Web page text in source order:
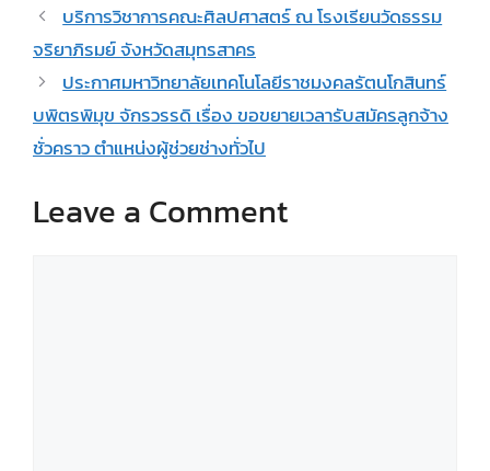
บริการวิชาการคณะศิลปศาสตร์ ณ โรงเรียนวัดธรรม
จริยาภิรมย์ จังหวัดสมุทรสาคร
ประกาศมหาวิทยาลัยเทคโนโลยีราชมงคลรัตนโกสินทร์
บพิตรพิมุข จักรวรรดิ เรื่อง ขอขยายเวลารับสมัครลูกจ้าง
ชั่วคราว ตำแหน่งผู้ช่วยช่างทั่วไป
Leave a Comment